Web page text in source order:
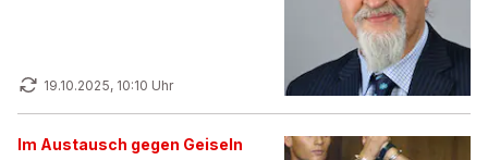
19.10.2025, 10:10 Uhr
Im Austausch gegen Geiseln